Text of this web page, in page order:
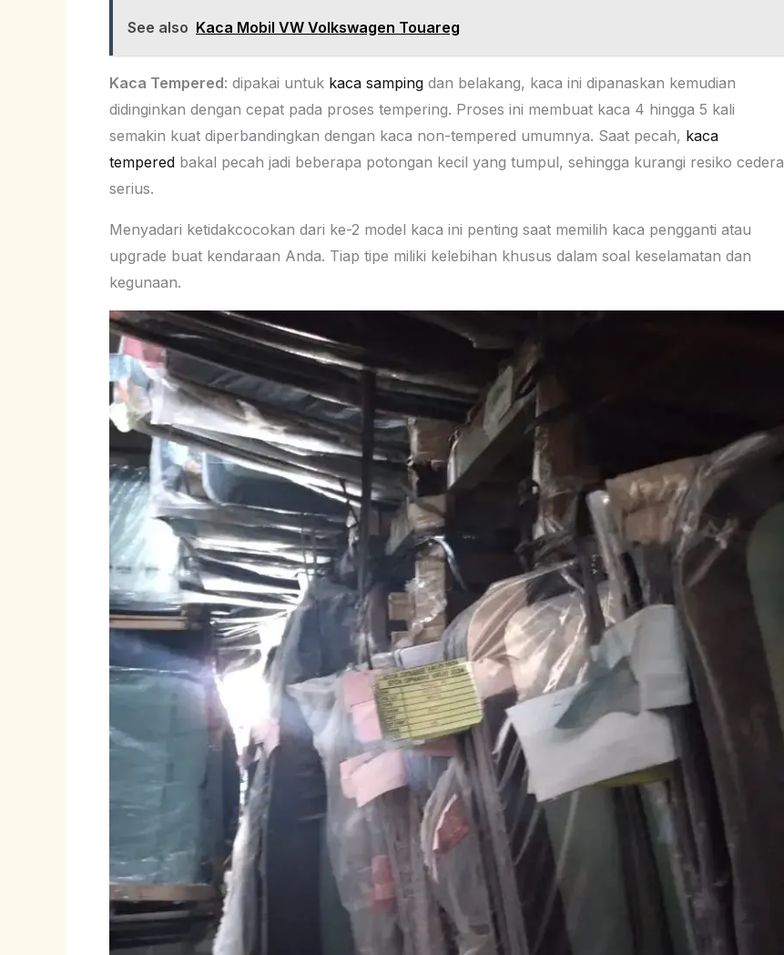
See also Kaca Mobil VW Volkswagen Touareg
Kaca Tempered: dipakai untuk kaca samping dan belakang, kaca ini dipanaskan kemudian
didinginkan dengan cepat pada proses tempering. Proses ini membuat kaca 4 hingga 5 kali
semakin kuat diperbandingkan dengan kaca non-tempered umumnya. Saat pecah, kaca
tempered bakal pecah jadi beberapa potongan kecil yang tumpul, sehingga kurangi resiko cedera
serius.
Menyadari ketidakcocokan dari ke-2 model kaca ini penting saat memilih kaca pengganti atau
upgrade buat kendaraan Anda. Tiap tipe miliki kelebihan khusus dalam soal keselamatan dan
kegunaan.